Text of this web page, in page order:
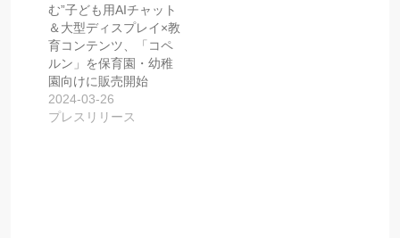
む”子ども用AIチャット
＆大型ディスプレイ×教
育コンテンツ、「コペ
ルン」を保育園・幼稚
園向けに販売開始
2024-03-26
プレスリリース